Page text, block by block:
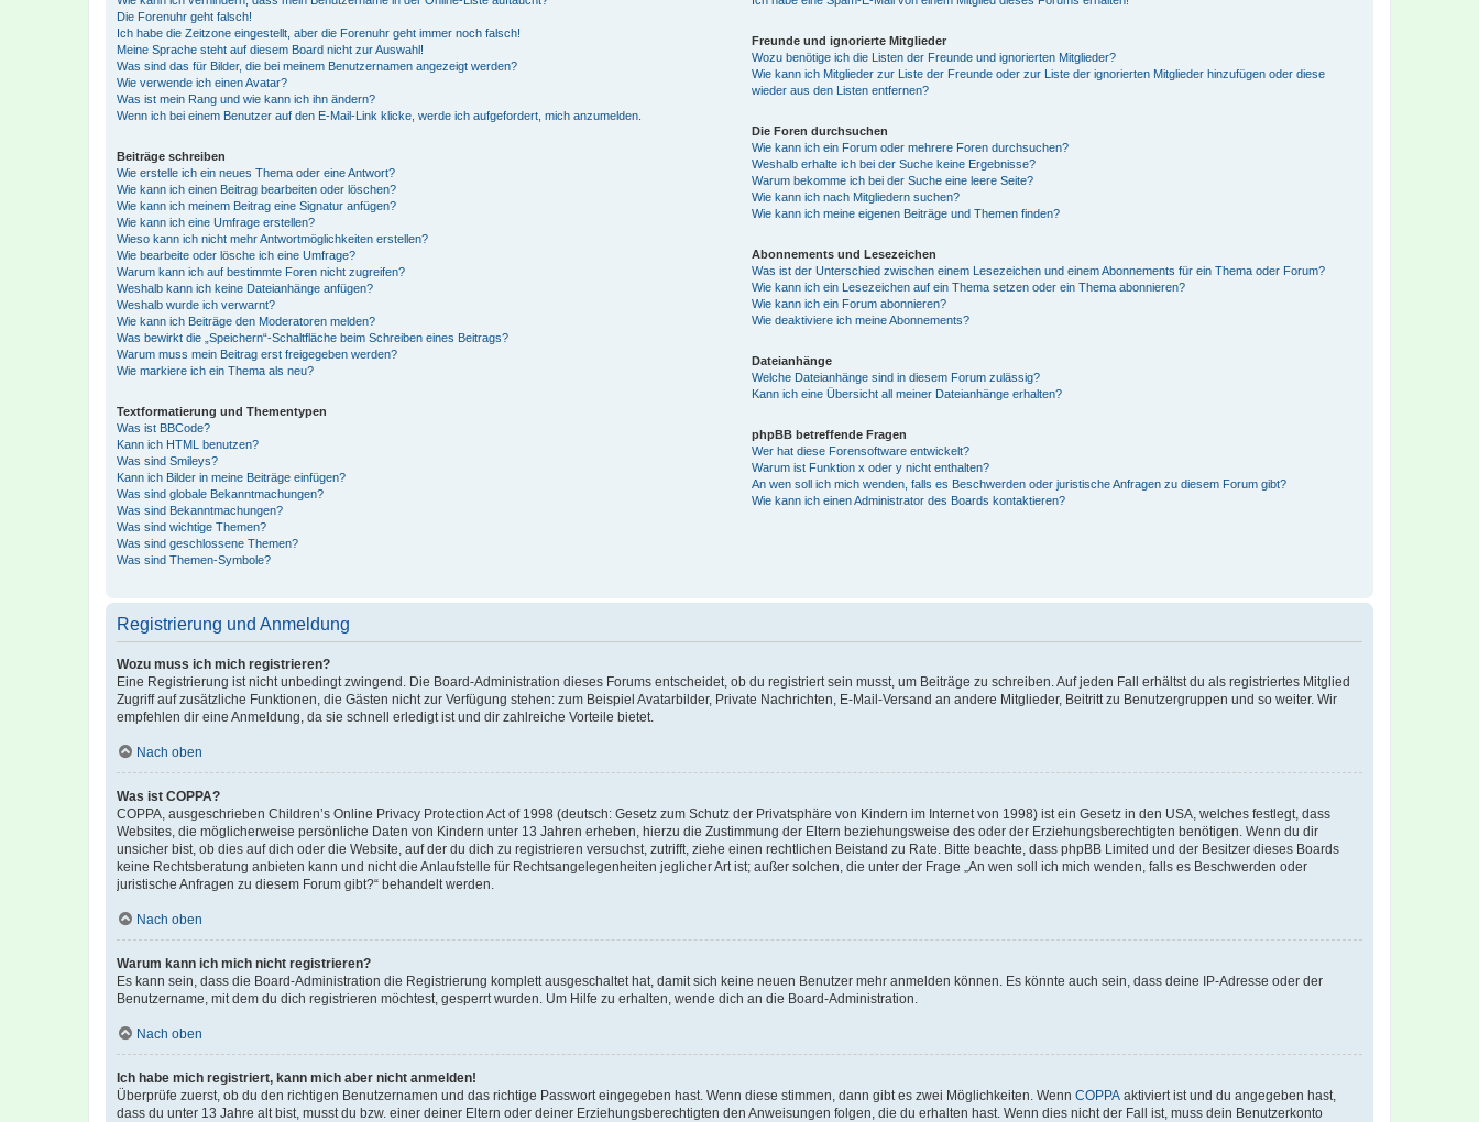
Die Forenuhr geht falsch!
Ich habe die Zeitzone eingestellt, aber die Forenuhr geht immer noch falsch!
Meine Sprache steht auf diesem Board nicht zur Auswahl!
Was sind das für Bilder, die bei meinem Benutzernamen angezeigt werden?
Wie verwende ich einen Avatar?
Was ist mein Rang und wie kann ich ihn ändern?
Wenn ich bei einem Benutzer auf den E-Mail-Link klicke, werde ich aufgefordert, mich anzumelden.
Beiträge schreiben
Wie erstelle ich ein neues Thema oder eine Antwort?
Wie kann ich einen Beitrag bearbeiten oder löschen?
Wie kann ich meinem Beitrag eine Signatur anfügen?
Wie kann ich eine Umfrage erstellen?
Wieso kann ich nicht mehr Antwortmöglichkeiten erstellen?
Wie bearbeite oder lösche ich eine Umfrage?
Warum kann ich auf bestimmte Foren nicht zugreifen?
Weshalb kann ich keine Dateianhänge anfügen?
Weshalb wurde ich verwarnt?
Wie kann ich Beiträge den Moderatoren melden?
Was bewirkt die „Speichern“-Schaltfläche beim Schreiben eines Beitrags?
Warum muss mein Beitrag erst freigegeben werden?
Wie markiere ich ein Thema als neu?
Textformatierung und Thementypen
Was ist BBCode?
Kann ich HTML benutzen?
Was sind Smileys?
Kann ich Bilder in meine Beiträge einfügen?
Was sind globale Bekanntmachungen?
Was sind Bekanntmachungen?
Was sind wichtige Themen?
Was sind geschlossene Themen?
Was sind Themen-Symbole?
Freunde und ignorierte Mitglieder
Wozu benötige ich die Listen der Freunde und ignorierten Mitglieder?
Wie kann ich Mitglieder zur Liste der Freunde oder zur Liste der ignorierten Mitglieder hinzufügen oder diese
wieder aus den Listen entfernen?
Die Foren durchsuchen
Wie kann ich ein Forum oder mehrere Foren durchsuchen?
Weshalb erhalte ich bei der Suche keine Ergebnisse?
Warum bekomme ich bei der Suche eine leere Seite?
Wie kann ich nach Mitgliedern suchen?
Wie kann ich meine eigenen Beiträge und Themen finden?
Abonnements und Lesezeichen
Was ist der Unterschied zwischen einem Lesezeichen und einem Abonnements für ein Thema oder Forum?
Wie kann ich ein Lesezeichen auf ein Thema setzen oder ein Thema abonnieren?
Wie kann ich ein Forum abonnieren?
Wie deaktiviere ich meine Abonnements?
Dateianhänge
Welche Dateianhänge sind in diesem Forum zulässig?
Kann ich eine Übersicht all meiner Dateianhänge erhalten?
phpBB betreffende Fragen
Wer hat diese Forensoftware entwickelt?
Warum ist Funktion x oder y nicht enthalten?
An wen soll ich mich wenden, falls es Beschwerden oder juristische Anfragen zu diesem Forum gibt?
Wie kann ich einen Administrator des Boards kontaktieren?
Registrierung und Anmeldung
Wozu muss ich mich registrieren?
Eine Registrierung ist nicht unbedingt zwingend. Die Board-Administration dieses Forums entscheidet, ob du registriert sein musst, um Beiträge zu schreiben. Auf jeden Fall erhältst du als registriertes Mitglied
Zugriff auf zusätzliche Funktionen, die Gästen nicht zur Verfügung stehen: zum Beispiel Avatarbilder, Private Nachrichten, E-Mail-Versand an andere Mitglieder, Beitritt zu Benutzergruppen und so weiter. Wir
empfehlen dir eine Anmeldung, da sie schnell erledigt ist und dir zahlreiche Vorteile bietet.
Nach oben
Was ist COPPA?
COPPA, ausgeschrieben Children’s Online Privacy Protection Act of 1998 (deutsch: Gesetz zum Schutz der Privatsphäre von Kindern im Internet von 1998) ist ein Gesetz in den USA, welches festlegt, dass
Websites, die möglicherweise persönliche Daten von Kindern unter 13 Jahren erheben, hierzu die Zustimmung der Eltern beziehungsweise des oder der Erziehungsberechtigten benötigen. Wenn du dir
unsicher bist, ob dies auf dich oder die Website, auf der du dich zu registrieren versuchst, zutrifft, ziehe einen rechtlichen Beistand zu Rate. Bitte beachte, dass phpBB Limited und der Besitzer dieses Boards
keine Rechtsberatung anbieten kann und nicht die Anlaufstelle für Rechtsangelegenheiten jeglicher Art ist; außer solchen, die unter der Frage „An wen soll ich mich wenden, falls es Beschwerden oder
juristische Anfragen zu diesem Forum gibt?“ behandelt werden.
Nach oben
Warum kann ich mich nicht registrieren?
Es kann sein, dass die Board-Administration die Registrierung komplett ausgeschaltet hat, damit sich keine neuen Benutzer mehr anmelden können. Es könnte auch sein, dass deine IP-Adresse oder der
Benutzername, mit dem du dich registrieren möchtest, gesperrt wurden. Um Hilfe zu erhalten, wende dich an die Board-Administration.
Nach oben
Ich habe mich registriert, kann mich aber nicht anmelden!
Überprüfe zuerst, ob du den richtigen Benutzernamen und das richtige Passwort eingegeben hast. Wenn diese stimmen, dann gibt es zwei Möglichkeiten. Wenn COPPA aktiviert ist und du angegeben hast,
dass du unter 13 Jahre alt bist, musst du bzw. einer deiner Eltern oder deiner Erziehungsberechtigten den Anweisungen folgen, die du erhalten hast. Wenn dies nicht der Fall ist, muss dein Benutzerkonto